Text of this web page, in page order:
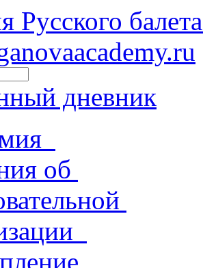
Русского
дневник
об